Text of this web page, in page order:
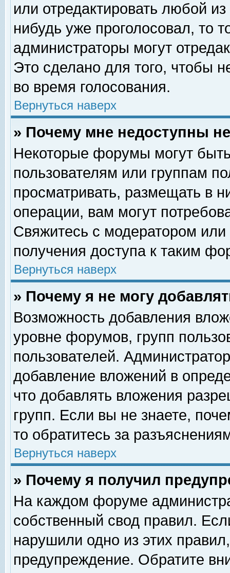
или отредактировать любой
нибудь уже проголосовал, то
администраторы могут
Это сделано для того, чтобы
во время голосования.
Вернуться наверх
» Почему мне недоступны
Некоторые форумы могут
пользователям или группам
просматривать, размещать в
операции, вам могут
Свяжитесь с модератором
получения доступа к таким
Вернуться наверх
» Почему я не могу
Возможность добавления
уровне форумов, групп
пользователей.
добавление вложений в
что добавлять вложения
групп. Если вы не знаете,
то обратитесь за
Вернуться наверх
» Почему я получил
На каждом форуме
собственный свод правил.
нарушили одно из этих
предупреждение. Обратите